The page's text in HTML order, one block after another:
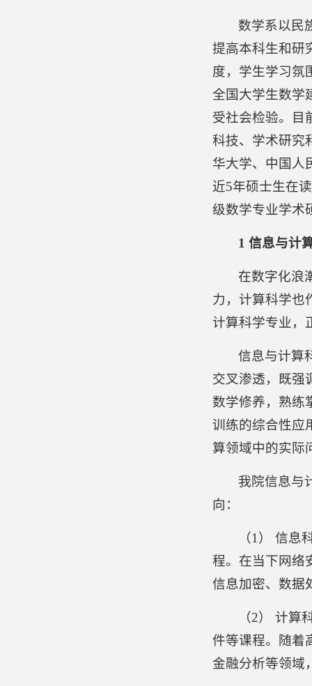
数学系以民
提高本科生和研
度，学生学习氛
全国大学生数学
受社会检验。目
科技、学术研究
华大学、中国人
近5年硕士生在
级数学专业学术
1 信息与计
在数字化浪
力，计算科学也
计算科学专业，
信息与计算
交叉渗透，既强
数学修养，熟练
训练的综合性应
算领域中的实际
我院信息与
向：
（1） 信
程。在当下网络
信息加密、数据
（2） 计
件等课程。随着
金融分析等领域